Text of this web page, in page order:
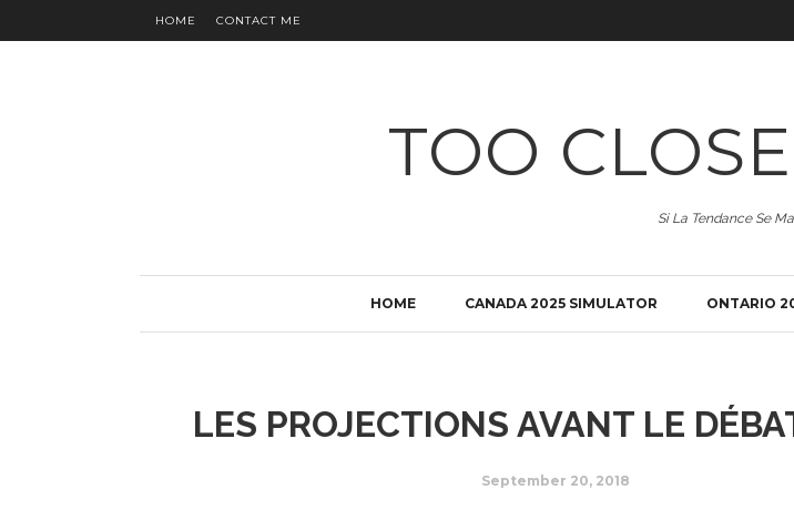
HOME CONTACT ME
TOO
Si La Tendance Se
HOME CANADA 2025 SIMULATOR ONTARIO
LES PROJECTIONS AVANT LE
September 20, 2018